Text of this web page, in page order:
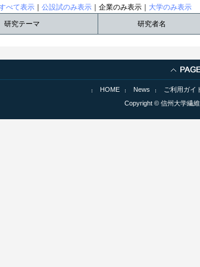
べて表示 公設試のみ表示 ｜企業のみ表示｜ 大学のみ表示
研究テーマ 研究者名
HOME News ご利用ガイ
Copyright © 信州大学繊